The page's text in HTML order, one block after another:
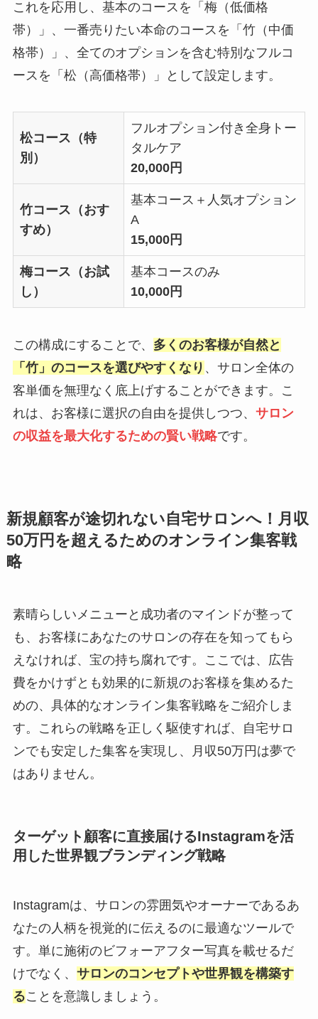
これを応用し、基本のコースを「梅（低価格
帯）」、一番売りたい本命のコースを「竹（中価
格帯）」、全てのオプションを含む特別なフルコ
ースを「松（高価格帯）」として設定します。
松コース（特
別）
フルオプション付き全身トー
タルケア
20,000円
竹コース（おす
すめ）
基本コース＋人気オプション
A
15,000円
梅コース（お試
し）
基本コースのみ
10,000円
この構成にすることで、 多くのお客様が自然と
「竹」のコースを選びやすくなり 、サロン全体の
客単価を無理なく底上げすることができます。こ
れは、お客様に選択の自由を提供しつつ、 サロン
の収益を最大化するための賢い戦略です。
新規顧客が途切れない自宅サロンへ！月収
50万円を超えるためのオンライン集客戦
略
素晴らしいメニューと成功者のマインドが整って
も、お客様にあなたのサロンの存在を知ってもら
えなければ、宝の持ち腐れです。ここでは、広告
費をかけずとも効果的に新規のお客様を集めるた
めの、具体的なオンライン集客戦略をご紹介しま
す。これらの戦略を正しく駆使すれば、自宅サロ
ンでも安定した集客を実現し、月収50万円は夢で
はありません。
ターゲット顧客に直接届けるInstagramを活
用した世界観ブランディング戦略
Instagramは、サロンの雰囲気やオーナーであるあ
なたの人柄を視覚的に伝えるのに最適なツールで
す。単に施術のビフォーアフター写真を載せるだ
けでなく、 サロンのコンセプトや世界観を構築す
ることを意識しましょう。